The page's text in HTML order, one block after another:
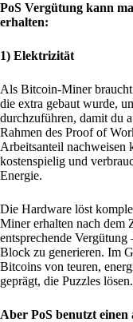
PoS Vergütung kann
erhalten:
1) Elektrizität
Als Bitcoin-Miner
die extra gebaut wurde,
durchzuführen, damit du
Rahmen des Proof of
Arbeitsanteil nachweisen
kostenspielig und
Energie.
Die Hardware löst
Miner erhalten nach dem
entsprechende Vergütung
Block zu generieren. Im
Bitcoins von teuren,
geprägt, die Puzzles lösen.
Aber PoS benutzt einen